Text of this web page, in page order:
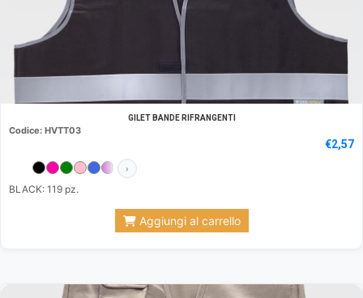
GILET BANDE RIFRANGENTI
Codice: HVTT03
€2,57
›
BLACK: 119 pz.
Aggiungi al carrello